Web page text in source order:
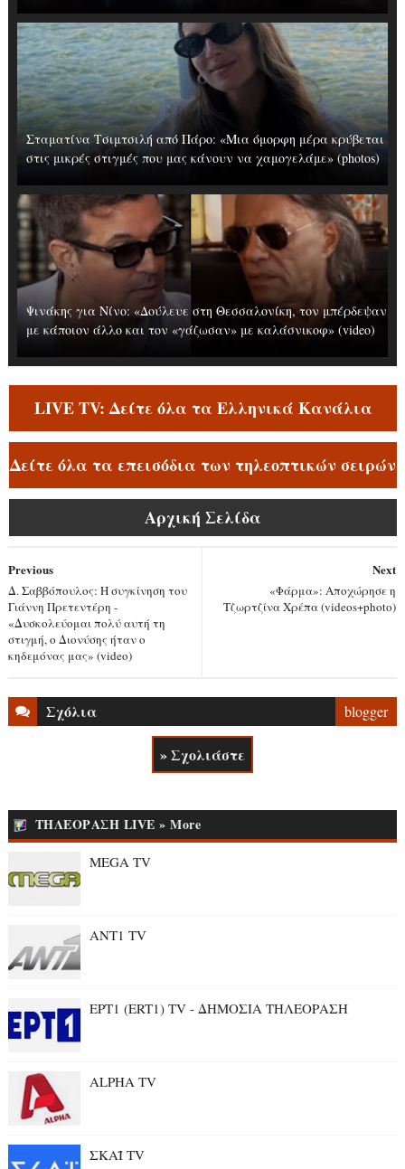
Σταματίνα Τσιμτσιλή από Πάρο: «Μια όμορφη μέρα κρύβεται
στις μικρές στιγμές που μας κάνουν να χαμογελάμε» (photos)
Ψινάκης για Νίνο: «Δούλευε στη Θεσσαλονίκη, τον μπέρδεψαν
με κάποιον άλλο και τον «γάζωσαν» με καλάσνικοφ» (video)
LIVE TV: Δείτε όλα τα Ελληνικά Κανάλια
Δείτε όλα τα επεισόδια των τηλεοπτικών σειρών
Αρχική Σελίδα
Next
«Φάρμα»: Αποχώρησε η
Τζωρτζίνα Χρέπα (videos+photo)
Previous
Δ. Σαββόπουλος: Η συγκίνηση του
Γιάννη Πρετεντέρη -
«Δυσκολεύομαι πολύ αυτή τη
στιγμή, o Διονύσης ήταν ο
κηδεμόνας μας» (video)
Σχόλια blogger
» Σχολιάστε
ΤΗΛΕΟΡΑΣΗ LIVE » More
MEGA TV
ANT1 TV
ΕΡΤ1 (ERT1) TV - ΔΗΜΟΣΙΑ ΤΗΛΕΟΡΑΣΗ
ALPHA TV
ΣΚΑΪ TV